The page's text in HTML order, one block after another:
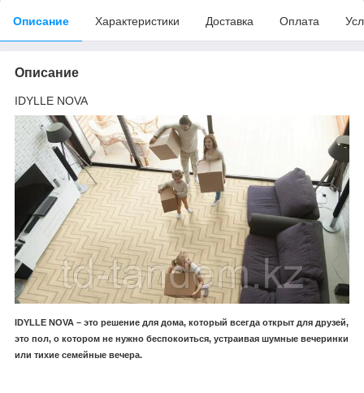
Описание Характеристики Доставка Оплата
Описание
IDYLLE NOVA
IDYLLE NOVA – это решение для дома, который всегда открыт для друзей,
это пол, о котором не нужно беспокоиться, устраивая шумные вечеринки
или тихие семейные вечера.